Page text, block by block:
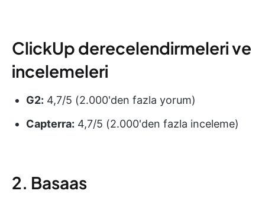
ClickUp derecelendirmeleri ve
incelemeleri
G2: 4,7/5 (2.000'den fazla yorum)
Capterra: 4,7/5 (2.000'den fazla inceleme)
2. Basaas